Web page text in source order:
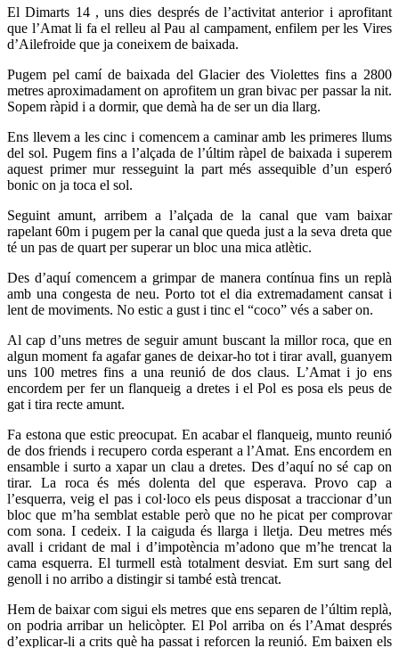
El Dimarts 14 , uns dies després de l’activitat anterior i aprofitant
que l’Amat li fa el relleu al Pau al campament, enfilem per les Vires
d’Ailefroide que ja coneixem de baixada.
Pugem pel camí de baixada del Glacier des Violettes fins a 2800
metres aproximadament on aprofitem un gran bivac per passar la nit.
Sopem ràpid i a dormir, que demà ha de ser un dia llarg.
Ens llevem a les cinc i comencem a caminar amb les primeres llums
del sol. Pugem fins a l’alçada de l’últim ràpel de baixada i superem
aquest primer mur resseguint la part més assequible d’un esperó
bonic on ja toca el sol.
Seguint amunt, arribem a l’alçada de la canal que vam baixar
rapelant 60m i pugem per la canal que queda just a la seva dreta que
té un pas de quart per superar un bloc una mica atlètic.
Des d’aquí comencem a grimpar de manera contínua fins un replà
amb una congesta de neu. Porto tot el dia extremadament cansat i
lent de moviments. No estic a gust i tinc el “coco” vés a saber on.
Al cap d’uns metres de seguir amunt buscant la millor roca, que en
algun moment fa agafar ganes de deixar-ho tot i tirar avall, guanyem
uns 100 metres fins a una reunió de dos claus. L’Amat i jo ens
encordem per fer un flanqueig a dretes i el Pol es posa els peus de
gat i tira recte amunt.
Fa estona que estic preocupat. En acabar el flanqueig, munto reunió
de dos friends i recupero corda esperant a l’Amat. Ens encordem en
ensamble i surto a xapar un clau a dretes. Des d’aquí no sé cap on
tirar. La roca és més dolenta del que esperava. Provo cap a
l’esquerra, veig el pas i col·loco els peus disposat a traccionar d’un
bloc que m’ha semblat estable però que no he picat per comprovar
com sona. I cedeix. I la caiguda és llarga i lletja. Deu metres més
avall i cridant de mal i d’impotència m’adono que m’he trencat la
cama esquerra. El turmell està totalment desviat. Em surt sang del
genoll i no arribo a distingir si també està trencat.
Hem de baixar com sigui els metres que ens separen de l’últim replà,
on podria arribar un helicòpter. El Pol arriba on és l’Amat després
d’explicar-li a crits què ha passat i reforcen la reunió. Em baixen els